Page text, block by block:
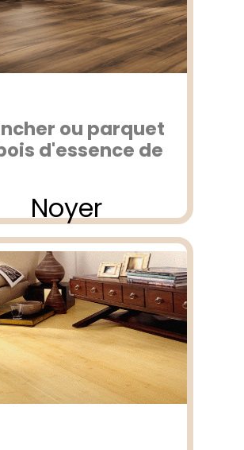
ou parquet
d'essence de
Noyer